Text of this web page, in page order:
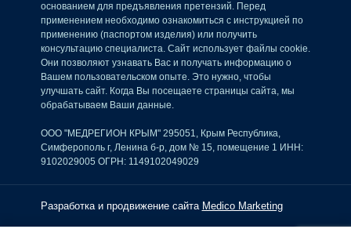
основанием для предъявления претензий. Перед
применением необходимо ознакомиться с инструкцией по
применению (паспортом изделия) или получить
консультацию специалиста. Сайт использует файлы cookie.
Они позволяют узнавать Вас и получать информацию о
Вашем пользовательском опыте. Это нужно, чтобы
улучшать сайт. Когда Вы посещаете страницы сайта, мы
обрабатываем Ваши данные.
ООО "МЕДРЕГИОН КРЫМ" 295051, Крым Республика,
Симферополь г, Ленина б-р, дом № 15, помещение 1 ИНН:
9102029005 ОГРН: 1149102049029
Разработка и продвижение сайта Medico Marketing